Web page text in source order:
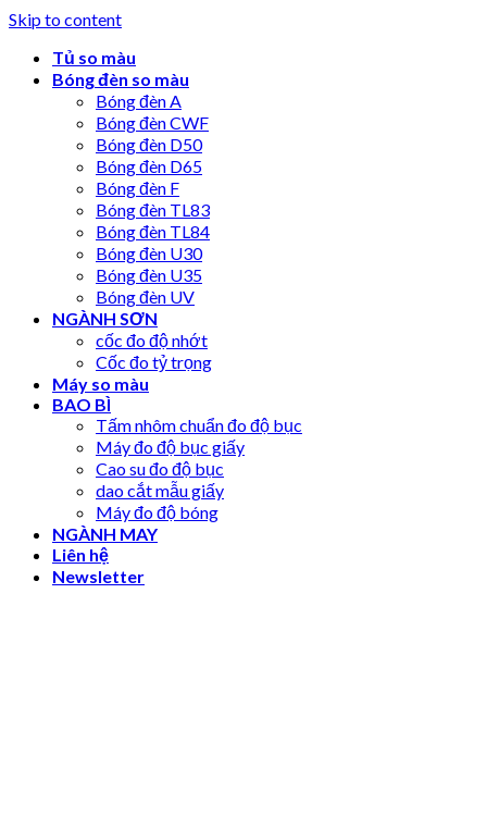
Skip to content
Tủ so màu
Bóng đèn so màu
Bóng đèn A
Bóng đèn CWF
Bóng đèn D50
Bóng đèn D65
Bóng đèn F
Bóng đèn TL83
Bóng đèn TL84
Bóng đèn U30
Bóng đèn U35
Bóng đèn UV
NGÀNH SƠN
cốc đo độ nhớt
Cốc đo tỷ trọng
Máy so màu
BAO BÌ
Tấm nhôm chuẩn đo độ bục
Máy đo độ bục giấy
Cao su đo độ bục
dao cắt mẫu giấy
Máy đo độ bóng
NGÀNH MAY
Liên hệ
Newsletter